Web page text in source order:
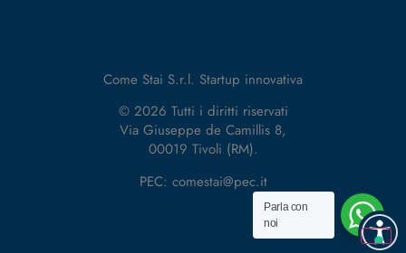
Come Stai S.r.l. Startup innovativa
© 2026 Tutti i diritti riservati
Via Giuseppe de Camillis 8,
00019 Tivoli (RM).
PEC: comestai@pec.it
Parla con
noi